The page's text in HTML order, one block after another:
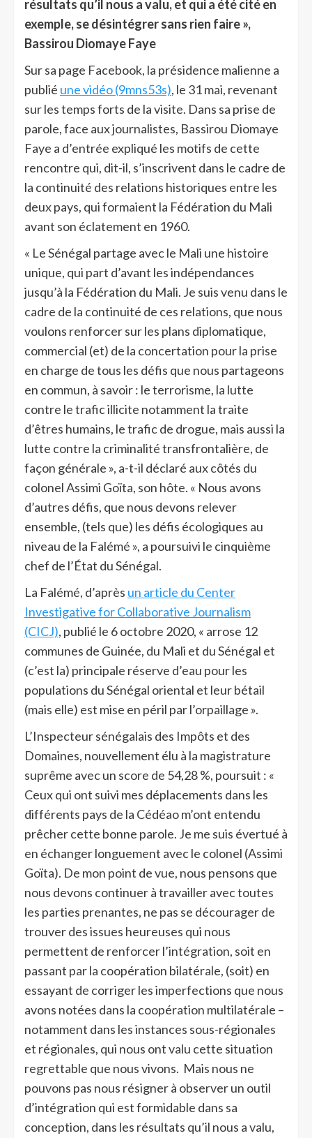
résultats qu’il nous a valu, et qui a été cité en
exemple, se désintégrer sans rien faire »,
Bassirou Diomaye Faye
Sur sa page Facebook, la présidence malienne a
publié une vidéo (9mns53s), le 31 mai, revenant
sur les temps forts de la visite. Dans sa prise de
parole, face aux journalistes, Bassirou Diomaye
Faye a d’entrée expliqué les motifs de cette
rencontre qui, dit-il, s’inscrivent dans le cadre de
la continuité des relations historiques entre les
deux pays, qui formaient la Fédération du Mali
avant son éclatement en 1960.
« Le Sénégal partage avec le Mali une histoire
unique, qui part d’avant les indépendances
jusqu’à la Fédération du Mali. Je suis venu dans le
cadre de la continuité de ces relations, que nous
voulons renforcer sur les plans diplomatique,
commercial (et) de la concertation pour la prise
en charge de tous les défis que nous partageons
en commun, à savoir : le terrorisme, la lutte
contre le trafic illicite notamment la traite
d’êtres humains, le trafic de drogue, mais aussi la
lutte contre la criminalité transfrontalière, de
façon générale », a-t-il déclaré aux côtés du
colonel Assimi Goïta, son hôte. « Nous avons
d’autres défis, que nous devons relever
ensemble, (tels que) les défis écologiques au
niveau de la Falémé », a poursuivi le cinquième
chef de l’État du Sénégal.
La Falémé, d’après un article du Center
Investigative for Collaborative Journalism
(CICJ), publié le 6 octobre 2020, « arrose 12
communes de Guinée, du Mali et du Sénégal et
(c’est la) principale réserve d’eau pour les
populations du Sénégal oriental et leur bétail
(mais elle) est mise en péril par l’orpaillage ».
L’Inspecteur sénégalais des Impôts et des
Domaines, nouvellement élu à la magistrature
suprême avec un score de 54,28 %, poursuit : «
Ceux qui ont suivi mes déplacements dans les
différents pays de la Cédéao m’ont entendu
prêcher cette bonne parole. Je me suis évertué à
en échanger longuement avec le colonel (Assimi
Goïta). De mon point de vue, nous pensons que
nous devons continuer à travailler avec toutes
les parties prenantes, ne pas se décourager de
trouver des issues heureuses qui nous
permettent de renforcer l’intégration, soit en
passant par la coopération bilatérale, (soit) en
essayant de corriger les imperfections que nous
avons notées dans la coopération multilatérale –
notamment dans les instances sous-régionales
et régionales, qui nous ont valu cette situation
regrettable que nous vivons. Mais nous ne
pouvons pas nous résigner à observer un outil
d’intégration qui est formidable dans sa
conception, dans les résultats qu’il nous a valu,